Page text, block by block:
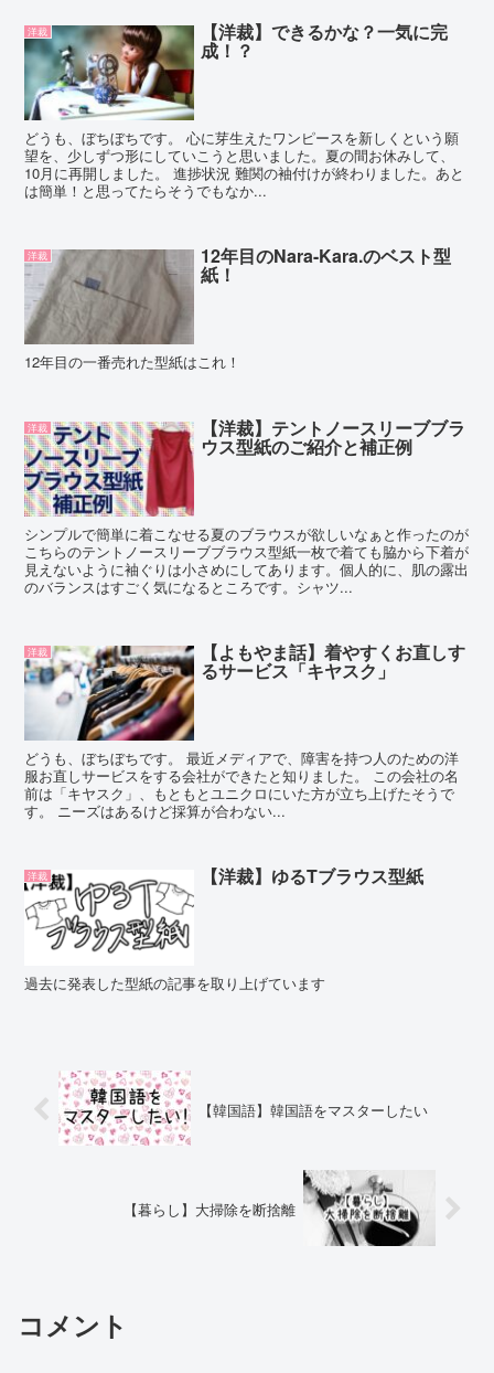
洋裁 【洋裁】できるかな？一気に完
成！？
どうも、ぼちぼちです。 心に芽生えたワンピースを新しくという願
望を、少しずつ形にしていこうと思いました。夏の間お休みして、
10月に再開しました。 進捗状況 難関の袖付けが終わりました。あと
は簡単！と思ってたらそうでもなか...
洋裁 12年目のNara-Kara.のベスト型
紙！
12年目の一番売れた型紙はこれ！
洋裁 【洋裁】テントノースリーブブラ
ウス型紙のご紹介と補正例
シンプルで簡単に着こなせる夏のブラウスが欲しいなぁと作ったのが
こちらのテントノースリーブブラウス型紙一枚で着ても脇から下着が
見えないように袖ぐりは小さめにしてあります。個人的に、肌の露出
のバランスはすごく気になるところです。シャツ...
洋裁 【よもやま話】着やすくお直しす
るサービス「キヤスク」
どうも、ぼちぼちです。 最近メディアで、障害を持つ人のための洋
服お直しサービスをする会社ができたと知りました。 この会社の名
前は「キヤスク」、もともとユニクロにいた方が立ち上げたそうで
す。 ニーズはあるけど採算が合わない...
洋裁 【洋裁】ゆるTブラウス型紙
過去に発表した型紙の記事を取り上げています
【韓国語】韓国語をマスターしたい
【暮らし】大掃除を断捨離
コメント